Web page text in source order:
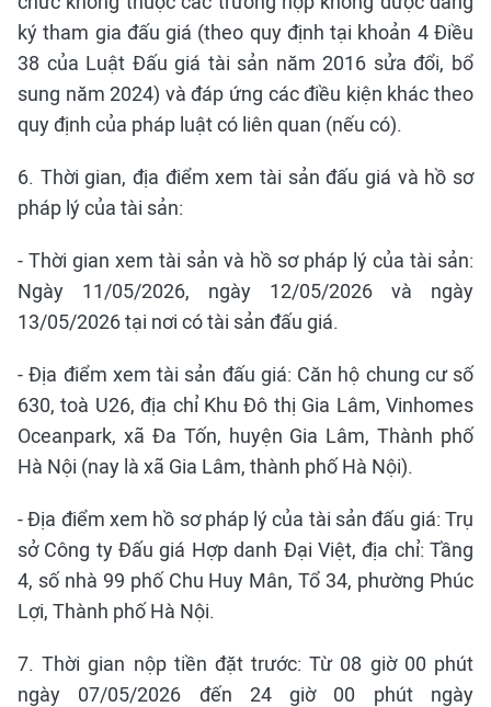
ký tham gia đấu giá (theo quy định tại khoản 4 Điều
38 của Luật Đấu giá tài sản năm 2016 sửa đổi, bổ
sung năm 2024) và đáp ứng các điều kiện khác theo
quy định của pháp luật có liên quan (nếu có).
6. Thời gian, địa điểm xem tài sản đấu giá và hồ sơ
pháp lý của tài sản:
- Thời gian xem tài sản và hồ sơ pháp lý của tài sản:
Ngày 11/05/2026, ngày 12/05/2026 và ngày
13/05/2026 tại nơi có tài sản đấu giá.
- Địa điểm xem tài sản đấu giá: Căn hộ chung cư số
630, toà U26, địa chỉ Khu Đô thị Gia Lâm, Vinhomes
Oceanpark, xã Đa Tốn, huyện Gia Lâm, Thành phố
Hà Nội (nay là xã Gia Lâm, thành phố Hà Nội).
- Địa điểm xem hồ sơ pháp lý của tài sản đấu giá: Trụ
sở Công ty Đấu giá Hợp danh Đại Việt, địa chỉ: Tầng
4, số nhà 99 phố Chu Huy Mân, Tổ 34, phường Phúc
Lợi, Thành phố Hà Nội.
7. Thời gian nộp tiền đặt trước: Từ 08 giờ 00 phút
ngày 07/05/2026 đến 24 giờ 00 phút ngày